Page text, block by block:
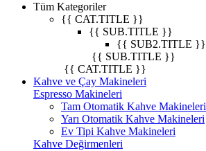
Tüm Kategoriler
{{ CAT.TITLE }}
{{ SUB.TITLE }}
{{ SUB2.TITLE }}
{{ SUB.TITLE }}
{{ CAT.TITLE }}
Kahve ve Çay Makineleri
Espresso Makineleri
Tam Otomatik Kahve Makineleri
Yarı Otomatik Kahve Makineleri
Ev Tipi Kahve Makineleri
Kahve Değirmenleri